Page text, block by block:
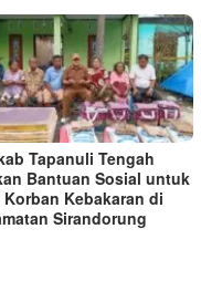
Tapanuli Tengah
Bantuan Sosial untuk
Korban Kebakaran di
Sirandorung